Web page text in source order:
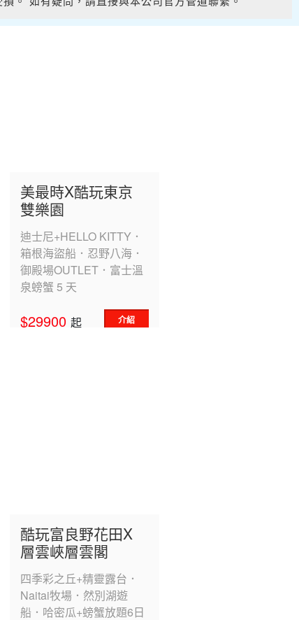
美最時X酷玩東京
雙樂園
迪士尼+HELLO KITTY．
箱根海盜船．忍野八海．
御殿場OUTLET．富士溫
泉螃蟹 5 天
$29900 起 介紹
酷玩富良野花田X
層雲峽層雲閣
四季彩之丘+精靈露台．
Naitai牧場．然別湖遊
船．哈密瓜+螃蟹放題6日